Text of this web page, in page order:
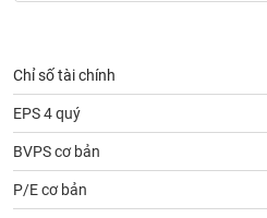
Chỉ số tài chính
EPS 4 quý
BVPS cơ bản
P/E cơ bản